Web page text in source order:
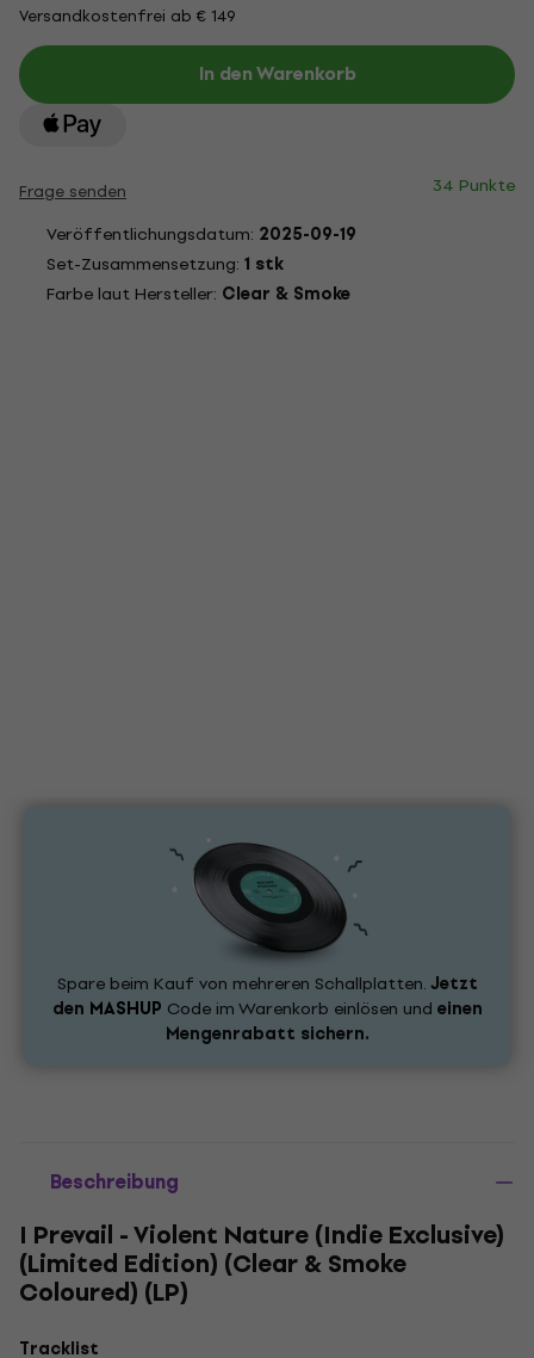
Versandkostenfrei ab € 149
In den Warenkorb
Frage senden
34 Punkte
Veröffentlichungsdatum: 2025-09-19
Set-Zusammensetzung: 1 stk
Farbe laut Hersteller: Clear & Smoke
Spare beim Kauf von mehreren Schallplatten.Jetzt
den MASHUP Code im Warenkorb einlösen und einen
Mengenrabatt sichern.
Beschreibung
I Prevail - Violent Nature (Indie Exclusive)
(Limited Edition) (Clear & Smoke
Coloured) (LP)
Tracklist